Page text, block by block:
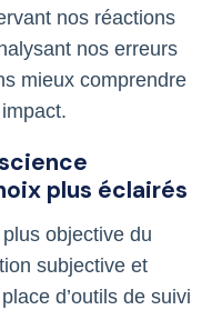
nos réactions
nos erreurs
mieux comprendre
plus éclairés
plus objective du
subjective et
d’outils de suivi